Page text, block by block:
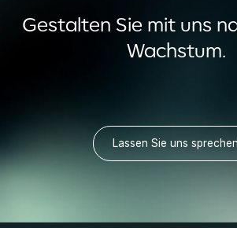
Gestalten Sie mit uns
Wachstum.
Lassen Sie uns